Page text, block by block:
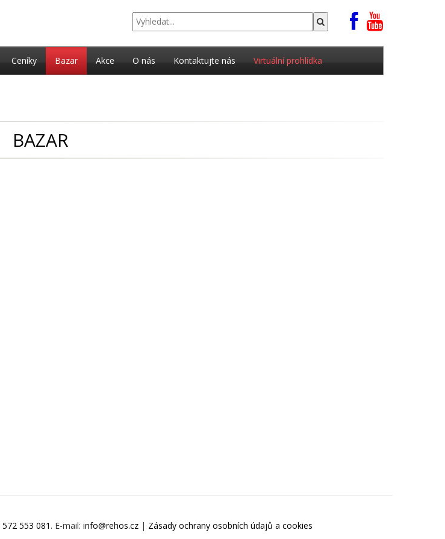
Ceníky Bazar Akce O nás Kontaktujte nás Virtuální prohlídka
BAZAR
572 553 081 . E-mail: info@rehos.cz | Zásady ochrany osobních údajů a cookies